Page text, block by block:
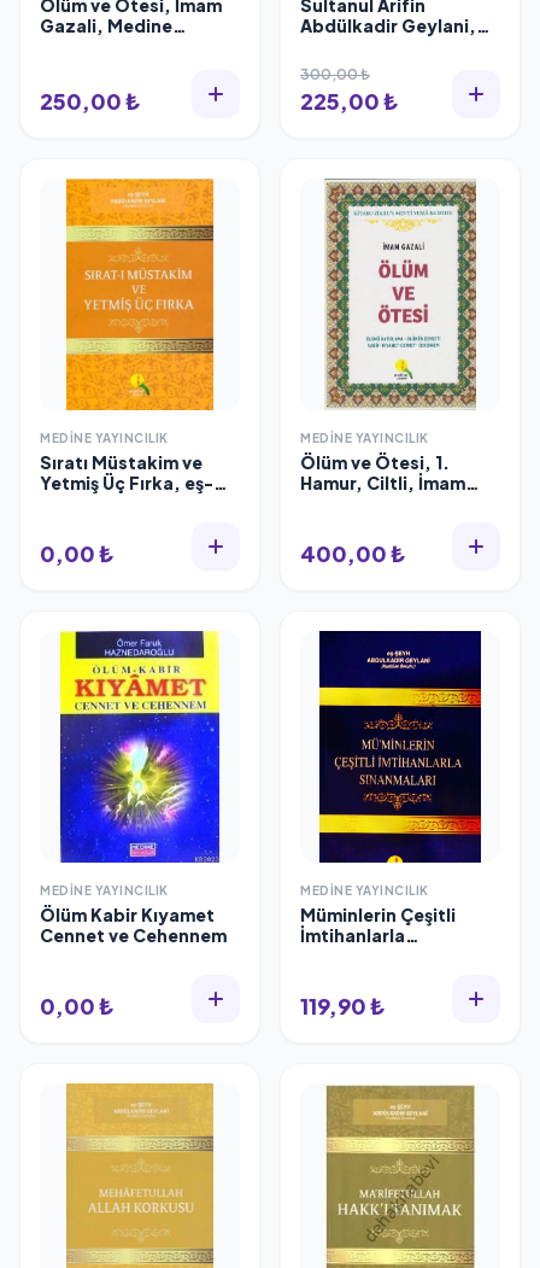
Ölüm ve Ötesi, İmam
Gazali, Medine
250,00 ₺
Sultanul Arifin
Abdülkadir Geylani,
300,00 ₺
225,00 ₺
MEDINE YAYINCILIK
Sıratı Müstakim ve
Yetmiş Üç Fırka, eş-
0,00 ₺
MEDINE YAYINCILIK
Ölüm ve Ötesi, 1.
Hamur, Ciltli, İmam
400,00 ₺
MEDINE YAYINCILIK
Ölüm Kabir Kıyamet
Cennet ve Cehennem
0,00 ₺
MEDINE YAYINCILIK
Müminlerin Çeşitli
İmtihanlarla
119,90 ₺